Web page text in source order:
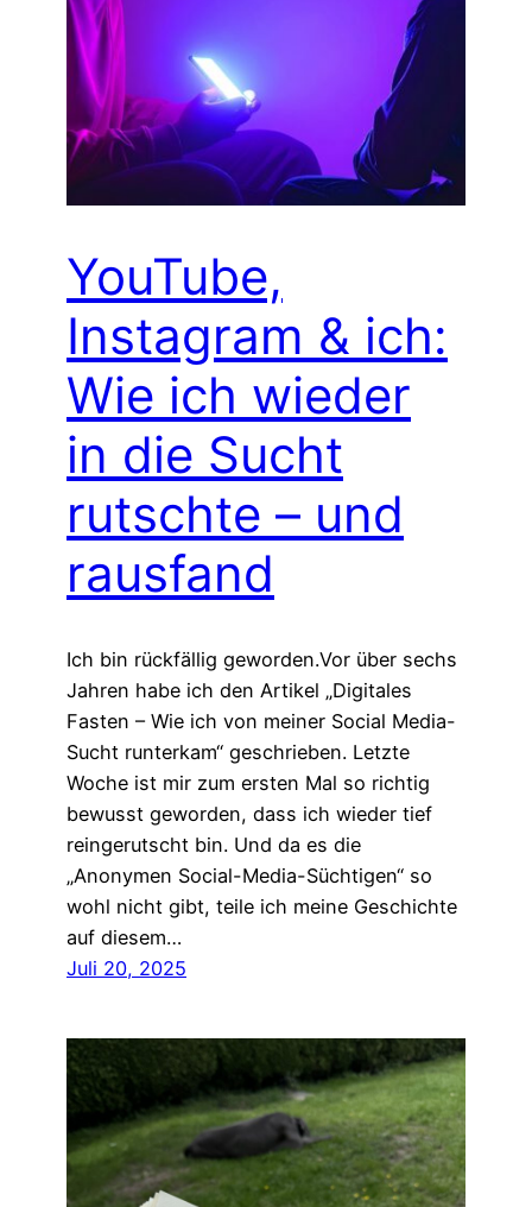
YouTube,
Instagram & ich:
Wie ich wieder
in die Sucht
rutschte – und
rausfand
Ich bin rückfällig geworden.Vor über sechs
Jahren habe ich den Artikel „Digitales
Fasten – Wie ich von meiner Social Media-
Sucht runterkam“ geschrieben. Letzte
Woche ist mir zum ersten Mal so richtig
bewusst geworden, dass ich wieder tief
reingerutscht bin. Und da es die
„Anonymen Social-Media-Süchtigen“ so
wohl nicht gibt, teile ich meine Geschichte
auf diesem…
Juli 20, 2025